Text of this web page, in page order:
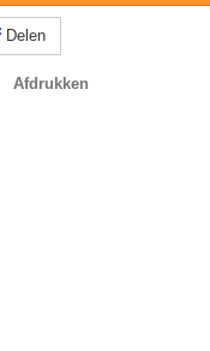
Delen
Afdrukken